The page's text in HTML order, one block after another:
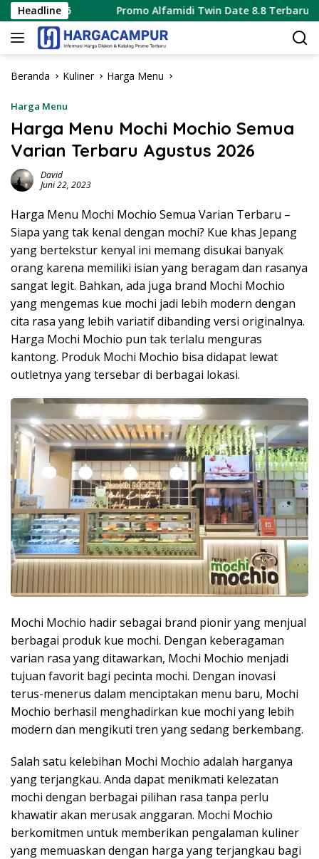
Langsung
ke
konten
Headline
2026 Promo Alfamidi Twin Date 8.8 Terbaru 8
Beranda Kuliner Harga Menu
Harga Menu
Harga Menu Mochi Mochio Semua
Varian Terbaru Agustus 2026
David
Juni 22, 2023
Harga Menu Mochi Mochio Semua Varian Terbaru –
Siapa yang tak kenal dengan mochi? Kue khas Jepang
yang bertekstur kenyal ini memang disukai banyak
orang karena memiliki isian yang beragam dan rasanya
sangat legit. Bahkan, ada juga brand Mochi Mochio
yang mengemas kue mochi jadi lebih modern dengan
cita rasa yang lebih variatif dibanding versi originalnya.
Harga Mochi Mochio pun tak terlalu menguras
kantong. Produk Mochi Mochio bisa didapat lewat
outletnya yang tersebar di berbagai lokasi.
Mochi Mochio hadir sebagai brand pionir yang menjual
berbagai produk kue mochi. Dengan keberagaman
varian rasa yang ditawarkan, Mochi Mochio menjadi
tujuan favorit bagi pecinta mochi. Dengan inovasi
terus-menerus dalam menciptakan menu baru, Mochi
Mochio berhasil menghadirkan kue mochi yang lebih
modern dan mengikuti tren yang sedang berkembang.
Salah satu kelebihan Mochi Mochio adalah harganya
yang terjangkau. Anda dapat menikmati kelezatan
mochi dengan berbagai pilihan rasa tanpa perlu
khawatir akan merusak anggaran. Mochi Mochio
berkomitmen untuk memberikan pengalaman kuliner
yang memuaskan dengan harga yang terjangkau bagi